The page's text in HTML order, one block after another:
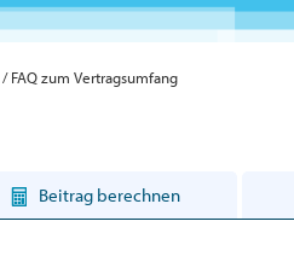
FAQ zum Vertragsumfang
Beitrag berechnen